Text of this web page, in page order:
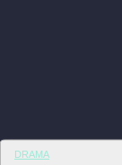
DRAMA